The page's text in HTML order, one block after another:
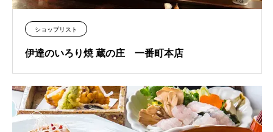
ショップリスト
伊達のいろり焼 蔵の庄 一番町本店